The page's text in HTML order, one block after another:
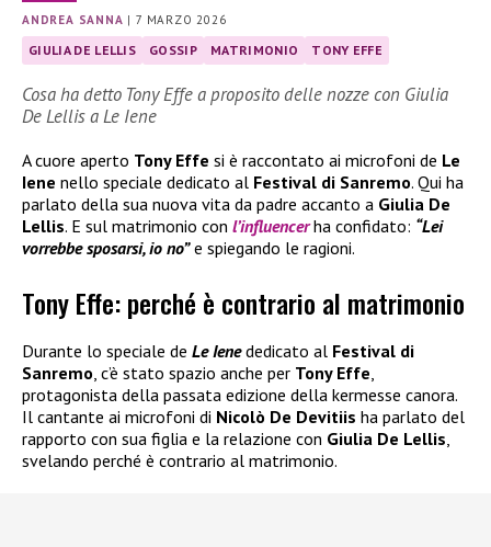
ANDREA SANNA |7 MARZO 2026
GIULIA DE LELLIS GOSSIP MATRIMONIO TONY EFFE
Cosa ha detto Tony Effe a proposito delle nozze con Giulia
De Lellis a Le Iene
A cuore aperto Tony Effe si è raccontato ai microfoni de Le
Iene nello speciale dedicato al Festival di Sanremo. Qui ha
parlato della sua nuova vita da padre accanto a Giulia De
Lellis. E sul matrimonio con l’influencer ha confidato: “Lei
vorrebbe sposarsi, io no”e spiegando le ragioni.
Tony Effe: perché è contrario al matrimonio
Durante lo speciale de Le Ienededicato al Festival di
Sanremo, c’è stato spazio anche per Tony Effe,
protagonista della passata edizione della kermesse canora.
Il cantante ai microfoni di Nicolò De Devitiis ha parlato del
rapporto con sua figlia e la relazione con Giulia De Lellis,
svelando perché è contrario al matrimonio.